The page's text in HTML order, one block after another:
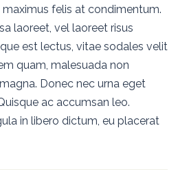
felis at condimentum.
laoreet, vel laoreet risus
est lectus, vitae sodales velit
quam, malesuada non
Donec nec urna eget
ac accumsan leo.
in libero dictum, eu placerat